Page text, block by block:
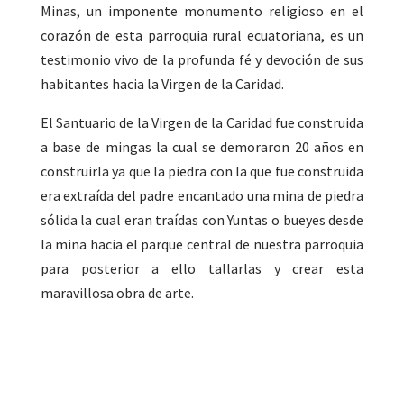
Minas, un imponente monumento religioso en el
corazón de esta parroquia rural ecuatoriana, es un
testimonio vivo de la profunda fé y devoción de sus
habitantes hacia la Virgen de la Caridad.
El Santuario de la Virgen de la Caridad fue construida
a base de mingas la cual se demoraron 20 años en
construirla ya que la piedra con la que fue construida
era extraída del padre encantado una mina de piedra
sólida la cual eran traídas con Yuntas o bueyes desde
la mina hacia el parque central de nuestra parroquia
para posterior a ello tallarlas y crear esta
maravillosa obra de arte.